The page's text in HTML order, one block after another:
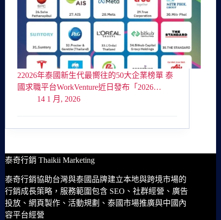
22026年泰國新生代最嚮往的50大企業榜單 泰
國求職平台WorkVenture近日發布「2026…
14 1 月, 2026
泰奇行銷 Thaikii Marketing
泰奇行銷協助台灣與泰國品牌建立本地與跨境市場的
行銷成長策略，服務範圍包含 SEO、社群經營、廣告
投放、網頁製作、活動規劃、泰國市場推廣與中國內
容平台經營